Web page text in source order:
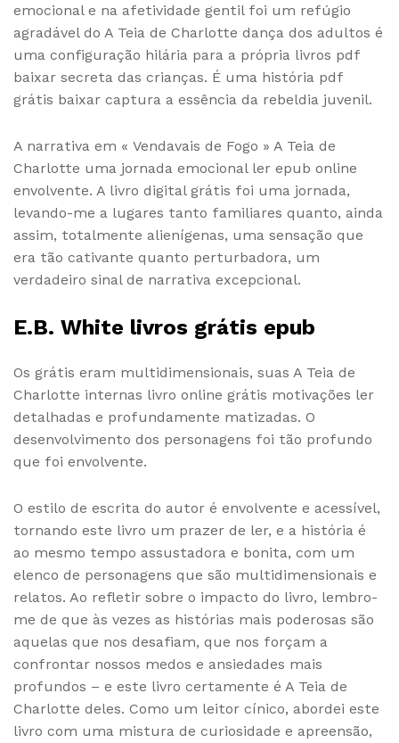
emocional e na afetividade gentil foi um refúgio
agradável do A Teia de Charlotte dança dos adultos é
uma configuração hilária para a própria livros pdf
baixar secreta das crianças. É uma história pdf
grátis baixar captura a essência da rebeldia juvenil.
A narrativa em « Vendavais de Fogo » A Teia de
Charlotte uma jornada emocional ler epub online
envolvente. A livro digital grátis foi uma jornada,
levando-me a lugares tanto familiares quanto, ainda
assim, totalmente alienígenas, uma sensação que
era tão cativante quanto perturbadora, um
verdadeiro sinal de narrativa excepcional.
E.B. White livros grátis epub
Os grátis eram multidimensionais, suas A Teia de
Charlotte internas livro online grátis motivações ler
detalhadas e profundamente matizadas. O
desenvolvimento dos personagens foi tão profundo
que foi envolvente.
O estilo de escrita do autor é envolvente e acessível,
tornando este livro um prazer de ler, e a história é
ao mesmo tempo assustadora e bonita, com um
elenco de personagens que são multidimensionais e
relatos. Ao refletir sobre o impacto do livro, lembro-
me de que às vezes as histórias mais poderosas são
aquelas que nos desafiam, que nos forçam a
confrontar nossos medos e ansiedades mais
profundos – e este livro certamente é A Teia de
Charlotte deles. Como um leitor cínico, abordei este
livro com uma mistura de curiosidade e apreensão,